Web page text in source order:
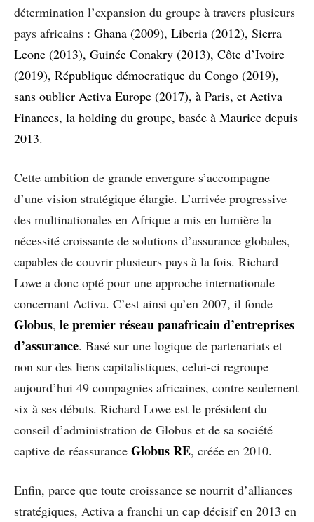
détermination l’expansion du groupe à travers plusieurs
pays africains : Ghana (2009), Liberia (2012), Sierra
Leone (2013), Guinée Conakry (2013), Côte d’Ivoire
(2019), République démocratique du Congo (2019),
sans oublier Activa Europe (2017), à Paris, et Activa
Finances, la holding du groupe, basée à Maurice depuis
2013.
Cette ambition de grande envergure s’accompagne
d’une vision stratégique élargie. L’arrivée progressive
des multinationales en Afrique a mis en lumière la
nécessité croissante de solutions d’assurance globales,
capables de couvrir plusieurs pays à la fois. Richard
Lowe a donc opté pour une approche internationale
concernant Activa. C’est ainsi qu’en 2007, il fonde
Globus, le premier réseau panafricain d’entreprises
d’assurance. Basé sur une logique de partenariats et
non sur des liens capitalistiques, celui-ci regroupe
aujourd’hui 49 compagnies africaines, contre seulement
six à ses débuts. Richard Lowe est le président du
conseil d’administration de Globus et de sa société
captive de réassurance Globus RE, créée en 2010.
Enfin, parce que toute croissance se nourrit d’alliances
stratégiques, Activa a franchi un cap décisif en 2013 en